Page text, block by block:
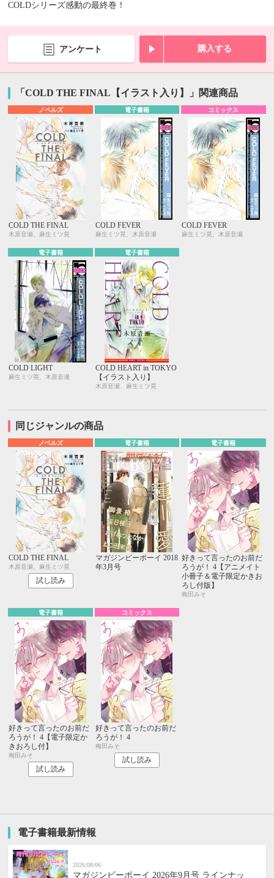
COLDシリーズ感動の最終巻！
アンケート 購入する
「COLD THE FINAL【イラスト入り】」関連商品
ノベルズ
COLD THE FINAL
木原音瀬、麻生ミツ晃
電子書籍
COLD FEVER
麻生ミツ晃、木原音瀬
コミックス
COLD FEVER
麻生ミツ晃、木原音瀬
電子書籍
COLD LIGHT
麻生ミツ晃、木原音瀬
電子書籍
COLD HEART in TOKYO
【イラスト入り】
木原音瀬、麻生ミツ晃
同じジャンルの商品
ノベルズ
COLD THE FINAL
木原音瀬、麻生ミツ晃
試し読み
電子書籍
マガジンビーボーイ 2018
年3月号
電子書籍
好きって言ったのお前だ
ろうが！ 4【アニメイト
小冊子＆電子限定かきお
ろし付版】
梅田みそ
電子書籍
好きって言ったのお前だ
ろうが！ 4【電子限定か
きおろし付】
梅田みそ
試し読み
コミックス
好きって言ったのお前だ
ろうが！ 4
梅田みそ
試し読み
電子書籍最新情報
2026/08/06
マガジンビーボーイ 2026年9月号 ラインナッ